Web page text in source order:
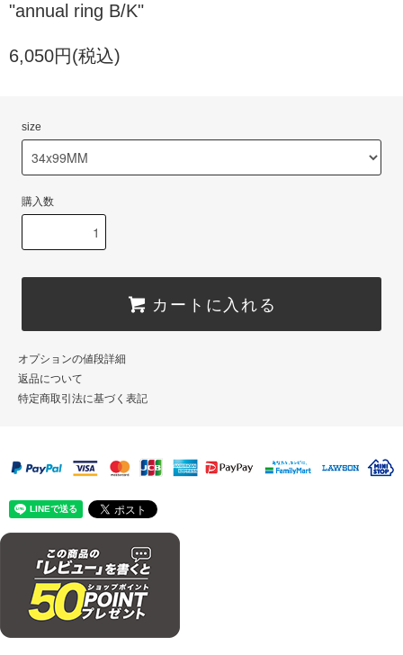
"annual ring B/K"
6,050円(税込)
size
購入数
カートに入れる
オプションの値段詳細
返品について
特定商取引法に基づく表記